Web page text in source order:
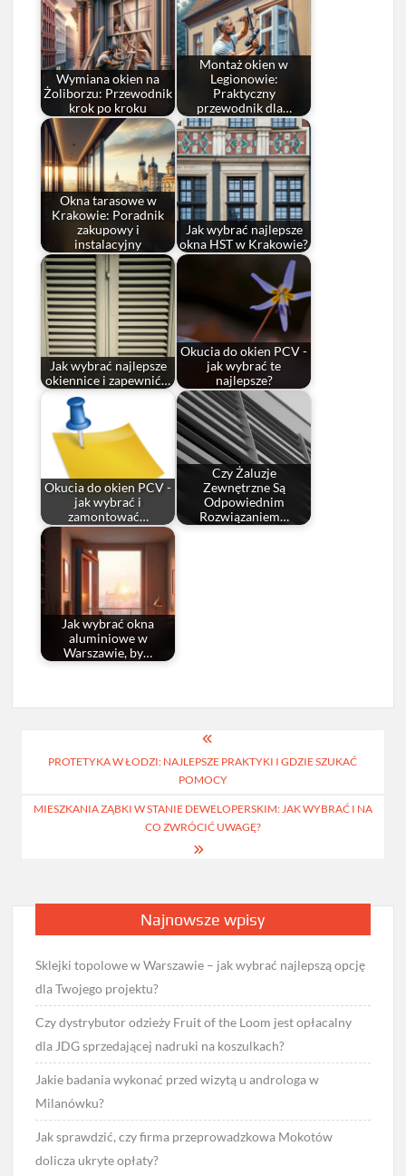
Wymiana okien na
Żoliborzu: Przewodnik
krok po kroku
Montaż okien w
Legionowie:
Praktyczny
przewodnik dla…
Okna tarasowe w
Krakowie: Poradnik
zakupowy i
instalacyjny
Jak wybrać najlepsze
okna HST w Krakowie?
Jak wybrać najlepsze
okiennice i zapewnić…
Okucia do okien PCV -
jak wybrać te
najlepsze?
Okucia do okien PCV -
jak wybrać i
zamontować…
Czy Żaluzje
Zewnętrzne Są
Odpowiednim
Rozwiązaniem…
Jak wybrać okna
aluminiowe w
Warszawie, by…
wpisu
PROTETYKA W ŁODZI: NAJLEPSZE PRAKTYKI I GDZIE SZUKAĆ
POMOCY
MIESZKANIA ZĄBKI W STANIE DEWELOPERSKIM: JAK WYBRAĆ I NA
CO ZWRÓCIĆ UWAGĘ?
Najnowsze wpisy
Sklejki topolowe w Warszawie – jak wybrać najlepszą opcję
dla Twojego projektu?
Czy dystrybutor odzieży Fruit of the Loom jest opłacalny
dla JDG sprzedającej nadruki na koszulkach?
Jakie badania wykonać przed wizytą u androloga w
Milanówku?
Jak sprawdzić, czy firma przeprowadzkowa Mokotów
dolicza ukryte opłaty?